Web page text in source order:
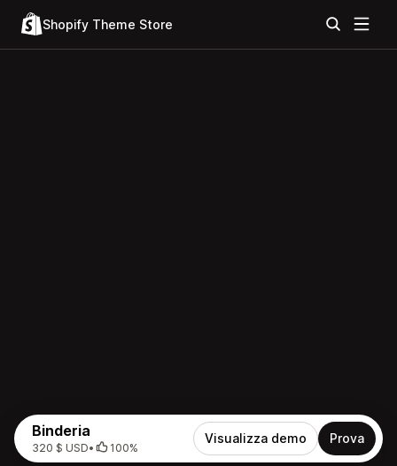
Shopify Theme Store
Binderia
320 $ USD• 100%
Visualizza demo Prova